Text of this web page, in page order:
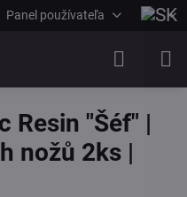
Panel používateľa
Resin "Šéf" |
nožů 2ks |